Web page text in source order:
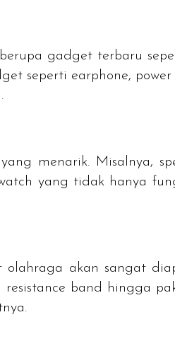
gadgetterbaru
seperti earphone,
menarik. Misalnya,
yang tidak hanya
akan sangat
resistance band hingga